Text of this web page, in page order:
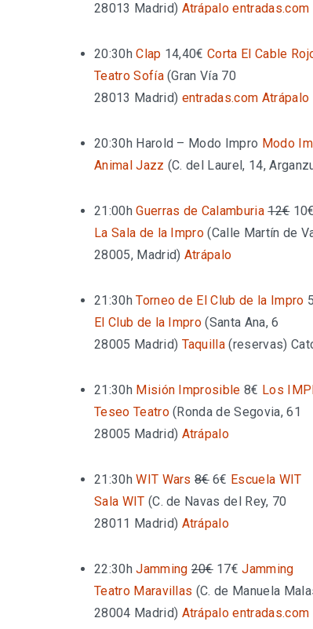
28013 Madrid) Atrápalo entradas.com
20:30h Clap 14,40€ Corta El Cable
Teatro Sofía(Gran Vía 70
28013 Madrid) entradas.com Atrápalo
20:30h Harold – Modo Impro Modo
Animal Jazz (C. del Laurel, 14,
21:00h Guerras de Calamburia 12€10€
La Sala de la Impro (Calle Martín de
28005, Madrid) Atrápalo
21:30h Torneo de El Club de la Impro
El Club de la Impro (Santa Ana, 6
28005 Madrid) Taquilla (reservas)
21:30h Misión Improsible 8€ Los
Teseo Teatro( Ronda de Segovia, 61
28005 Madrid) Atrápalo
21:30h WIT Wars 8€6€ Escuela WIT
Sala WIT (C. de Navas del Rey, 70
28011 Madrid) Atrápalo
22:30h Jamming 20€17€ Jamming
Teatro Maravillas (C. de Manuela
28004 Madrid) Atrápalo entradas.com